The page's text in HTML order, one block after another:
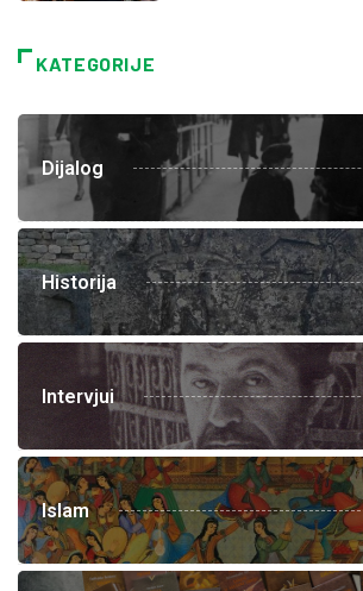
KATEGORIJE
Dijalog
Historija
Intervjui
Islam